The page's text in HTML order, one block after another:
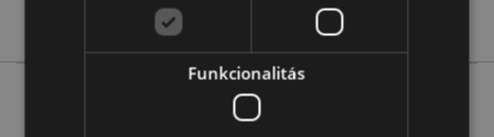
Sötét Legendák
Funkcionalitás